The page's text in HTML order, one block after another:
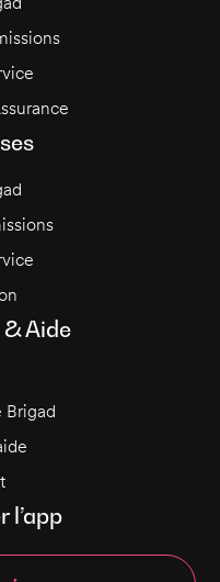
Aide
Brigad
l’app